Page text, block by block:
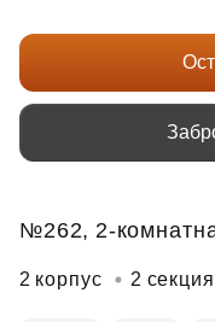
№262, 2-
2 корпус 2 секция